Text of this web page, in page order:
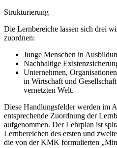
Strukturierung
Die Lernbereiche lassen sich drei
zuordnen:
Junge Menschen in
Nachhaltige
Unternehmen,
in Wirtschaft und
vernetzten Welt.
Diese Handlungsfelder werden im
entsprechende Zuordnung der
aufgenommen. Der Lehrplan ist
Lernbereichen des ersten und
die von der KMK formulierten